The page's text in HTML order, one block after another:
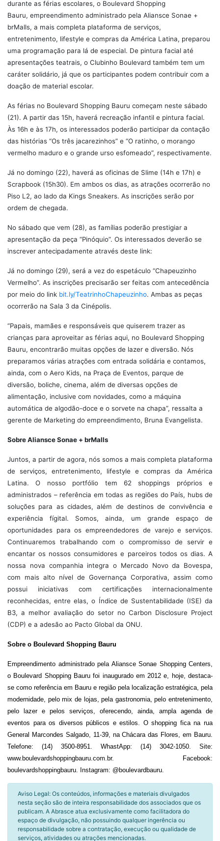
durante as férias escolares, o Boulevard Shopping
Bauru, empreendimento administrado pela Aliansce Sonae +
brMalls, a mais completa plataforma de serviços,
entretenimento, lifestyle e compras da América Latina, preparou
uma programação para lá de especial. De pintura facial até
apresentações teatrais, o Clubinho Boulevard também tem um
caráter solidário, já que os participantes podem contribuir com a
doação de material escolar.
As férias no Boulevard Shopping Bauru começam neste sábado
(21). A partir das 15h, haverá recreação infantil e pintura facial.
Às 16h e às 17h, os interessados poderão participar da contação
das histórias “Os três jacarezinhos” e “O ratinho, o morango
vermelho maduro e o grande urso esfomeado”, respectivamente.
Já no domingo (22), haverá as oficinas de Slime (14h e 17h) e
Scrapbook (15h30). Em ambos os dias, as atrações ocorrerão no
Piso L2, ao lado da Kings Sneakers. As inscrições serão por
ordem de chegada.
No sábado que vem (28), as famílias poderão prestigiar a
apresentação da peça “Pinóquio”. Os interessados deverão se
inscrever antecipadamente através deste link:
Já no domingo (29), será a vez do espetáculo “Chapeuzinho
Vermelho”. As inscrições precisarão ser feitas com antecedência
por meio do link bit.ly/TeatrinhoChapeuzinho. Ambas as peças
ocorrerão na Sala 3 da Cinépolis.
“Papais, mamães e responsáveis que quiserem trazer as
crianças para aproveitar as férias aqui, no Boulevard Shopping
Bauru, encontrarão muitas opções de lazer e diversão. Nós
preparamos várias atrações com entrada solidária e contamos,
ainda, com o Aero Kids, na Praça de Eventos, parque de
diversão, boliche, cinema, além de diversas opções de
alimentação, inclusive com novidades, como a máquina
automática de algodão-doce e o sorvete na chapa”, ressalta a
gerente de Marketing do empreendimento, Bruna Evangelista.
Sobre Aliansce Sonae + brMalls
Juntos, a partir de agora, nós somos a mais completa plataforma
de serviços, entretenimento, lifestyle e compras da América
Latina. O nosso portfólio tem 62 shoppings próprios e
administrados – referência em todas as regiões do País, hubs de
soluções para as cidades, além de destinos de convivência e
experiência fígital. Somos, ainda, um grande espaço de
oportunidades para os empreendedores de varejo e serviços.
Continuaremos trabalhando com o compromisso de servir e
encantar os nossos consumidores e parceiros todos os dias. A
nossa nova companhia integra o Mercado Novo da Bovespa,
com mais alto nível de Governança Corporativa, assim como
possui iniciativas com certificações internacionalmente
reconhecidas, entre elas, o Índice de Sustentabilidade (ISE) da
B3, a melhor avaliação do setor no Carbon Disclosure Project
(CDP) e a adesão ao Pacto Global da ONU.
Sobre o Boulevard Shopping Bauru
Empreendimento administrado pela Aliansce Sonae Shopping Centers,
o Boulevard Shopping Bauru foi inaugurado em 2012 e, hoje, destaca-
se como referência em Bauru e região pela localização estratégica, pela
modernidade, pelo mix de lojas, pela gastronomia, pelo entretenimento,
pelo lazer e pelos serviços, oferecendo, ainda, ampla agenda de
eventos para os diversos públicos e estilos. O shopping fica na rua
General Marcondes Salgado, 11-39, na Chácara das Flores, em Bauru.
Telefone: (14) 3500-8951. WhastApp: (14) 3042-1050. Site:
www.boulevardshoppingbauru.com.br. Facebook:
boulevardshoppingbauru. Instagram: @boulevardbauru.
Aviso Legal: Os conteúdos, informações e materiais divulgados
nesta seção são de inteira responsabilidade dos associados que os
publicam. A Abrasce atua exclusivamente como facilitadora do
espaço de divulgação, não possuindo qualquer ingerência ou
responsabilidade sobre a contratação, execução ou qualidade de
serviços, atividades ou atrações mencionadas.